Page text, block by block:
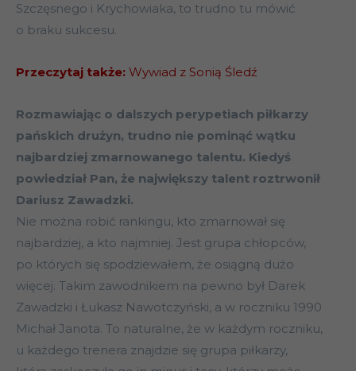
Szczęsnego i Krychowiaka, to trudno tu mówić
o braku sukcesu.
Przeczytaj także: Wywiad z Sonią Śledź
Rozmawiając o dalszych perypetiach piłkarzy
pańskich drużyn, trudno nie pominąć wątku
najbardziej zmarnowanego talentu. Kiedyś
powiedział Pan, że największy talent roztrwonił
Dariusz Zawadzki.
Nie można robić rankingu, kto zmarnował się
najbardziej, a kto najmniej. Jest grupa chłopców,
po których się spodziewałem, że osiągną dużo
więcej. Takim zawodnikiem na pewno był Darek
Zawadzki i Łukasz Nawotczyński, a w roczniku 1990
Michał Janota. To naturalne, że w każdym roczniku,
u każdego trenera znajdzie się grupa piłkarzy,